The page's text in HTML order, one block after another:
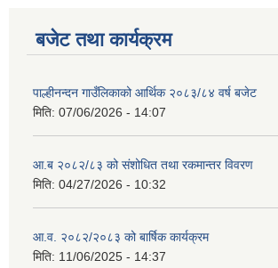
बजेट तथा कार्यक्रम
पाल्हीनन्दन गाउँलिकाको आर्थिक २०८३/८४ वर्ष बजेट
मिति: 07/06/2026 - 14:07
आ.ब २०८२/८३ को संशोधित तथा रकमान्तर विवरण
मिति: 04/27/2026 - 10:32
आ.व. २०८२/२०८३ को बार्षिक कार्यक्रम
मिति: 11/06/2025 - 14:37